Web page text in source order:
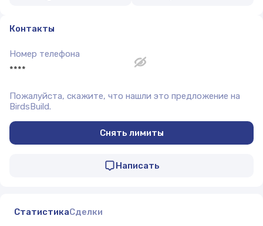
Контакты
Номер телефона
****
Пожалуйста, скажите, что нашли это предложение на
BirdsBuild.
Снять лимиты
Написать
СтатистикаСделки